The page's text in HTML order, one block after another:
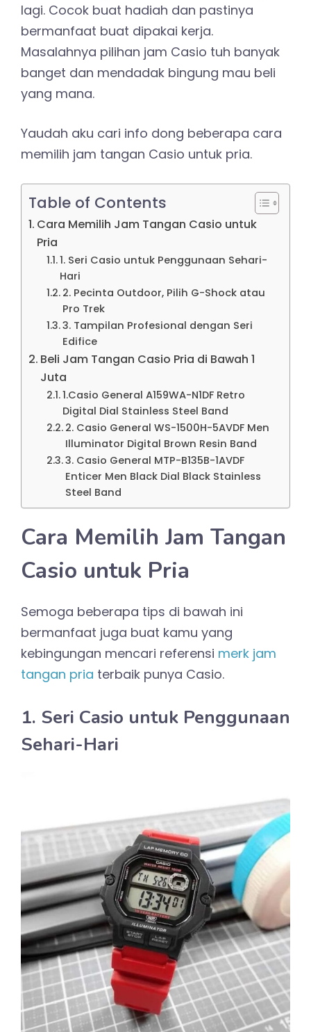
lagi. Cocok buat hadiah dan pastinya
bermanfaat buat dipakai kerja.
Masalahnya pilihan jam Casio tuh banyak
banget dan mendadak bingung mau beli
yang mana.
Yaudah aku cari info dong beberapa cara
memilih jam tangan Casio untuk pria.
Table of Contents
Cara Memilih Jam Tangan Casio untuk
Pria
1. Seri Casio untuk Penggunaan Sehari-
Hari
2. Pecinta Outdoor, Pilih G-Shock atau
Pro Trek
3. Tampilan Profesional dengan Seri
Edifice
Beli Jam Tangan Casio Pria di Bawah 1
Juta
1.Casio General A159WA-N1DF Retro
Digital Dial Stainless Steel Band
2. Casio General WS-1500H-5AVDF Men
Illuminator Digital Brown Resin Band
3. Casio General MTP-B135B-1AVDF
Enticer Men Black Dial Black Stainless
Steel Band
Cara Memilih Jam Tangan
Casio untuk Pria
Semoga beberapa tips di bawah ini
bermanfaat juga buat kamu yang
kebingungan mencari referensi merk jam
tangan pria terbaik punya Casio.
1. Seri Casio untuk Penggunaan
Sehari-Hari